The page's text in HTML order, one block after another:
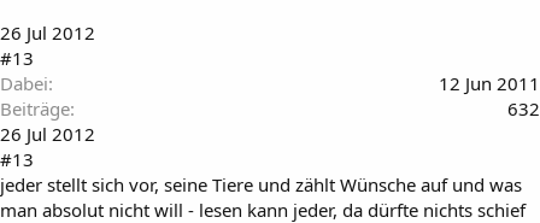
26 Jul 2012
#13
Dabei
12 Jun 2011
Beiträge
632
26 Jul 2012
#13
jeder stellt sich vor, seine Tiere und zählt Wünsche auf und was
man absolut nicht will - lesen kann jeder, da dürfte nichts schief